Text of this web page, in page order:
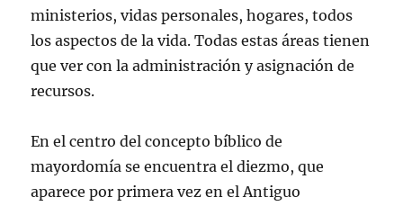
ministerios, vidas personales, hogares, todos
los aspectos de la vida. Todas estas áreas tienen
que ver con la administración y asignación de
recursos.
En el centro del concepto bíblico de
mayordomía se encuentra el diezmo, que
aparece por primera vez en el Antiguo